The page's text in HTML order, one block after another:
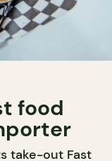
food
take-out Fast